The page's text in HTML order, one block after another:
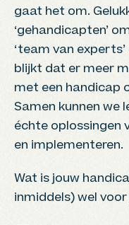
gaat het om.
‘gehandicapten’
‘team van
blijkt dat er meer
met een handicap
Samen kunnen we
échte oplossingen
en implementeren.
Wat is jouw
inmiddels) wel voor